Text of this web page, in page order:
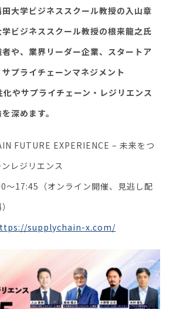
大学ビジネススクール教授の入山章
ビジネススクール教授の根来龍之氏
や、業界リーダー企業、スタートア
プライチェーンマネジメント
化やサプライチェーン‧レジリエンス
深めます。
FUTURE EXPERIENCE – 未来をつ
レジリエンス
〜17:45（オンライン開催、見逃し配
supplychain-x.com/